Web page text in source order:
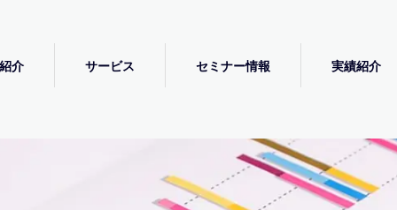
介 サービス セミナー情報 実績紹介